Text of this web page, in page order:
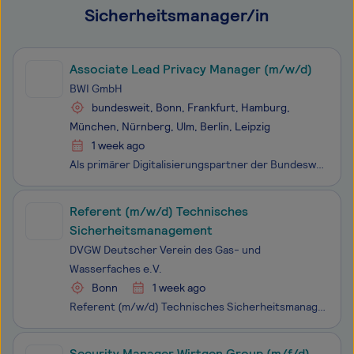
Sicherheitsmanager/in
Associate Lead Privacy Manager (m/w/d)
BWI GmbH
bundesweit, Bonn, Frankfurt, Hamburg,
München, Nürnberg, Ulm, Berlin, Leipzig
1 week ago
Als primärer Digitalisierungspartner der Bundeswehr erbringen wir stabile, sichere und effiziente IT-Services im In- und Ausland, vom Grundbetrieb bis in den einsatznahen Bereich und tragen so zur kontinuierlichen Erhöhung der Führungs- und Einsatzfähigkeit der Bundeswehr bei. Mit über 8.000 Kolleg*
Referent (m/w/d) Technisches
Sicherheitsmanagement
DVGW Deutscher Verein des Gas- und
Wasserfaches e.V.
Bonn
1 week ago
Referent (m/w/d) Technisches Sicherheitsmanagement für die Stabsstelle Technisches Sicherheitsmanagement zum nächstmöglichen Zeitpunkt am Standort Bonn unbefristet und in Vollzeit Der DVGW ist mit rund 14.000 Mitgliedern das unabhängige Kompetenznetzwerk für alle Fragen zur Versorgung mit Gas und